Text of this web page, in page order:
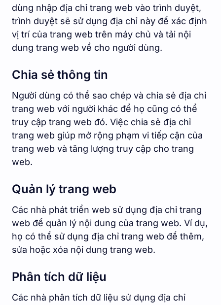
dùng nhập địa chỉ trang web vào trình duyệt,
trình duyệt sẽ sử dụng địa chỉ này để xác định
vị trí của trang web trên máy chủ và tải nội
dung trang web về cho người dùng.
Chia sẻ thông tin
Người dùng có thể sao chép và chia sẻ địa chỉ
trang web với người khác để họ cũng có thể
truy cập trang web đó. Việc chia sẻ địa chỉ
trang web giúp mở rộng phạm vi tiếp cận của
trang web và tăng lượng truy cập cho trang
web.
Quản lý trang web
Các nhà phát triển web sử dụng địa chỉ trang
web để quản lý nội dung của trang web. Ví dụ,
họ có thể sử dụng địa chỉ trang web để thêm,
sửa hoặc xóa nội dung trang web.
Phân tích dữ liệu
Các nhà phân tích dữ liệu sử dụng địa chỉ